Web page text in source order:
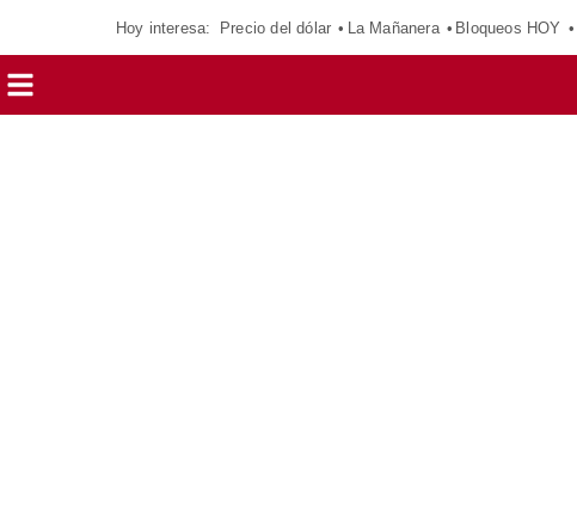
Hoy interesa: Precio del dólar La Mañanera Bloqueos HOY